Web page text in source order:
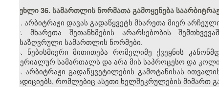
მუხლი 36. სამართლის ნორმათა გამოყენება
1. არბიტრაჟი დავას გადაწყვეტს მხარეთა მიერ
2. მხარეთა შეთანხმების არარსებობის
განსაზღვრული სამართლის ნორმები.
3. ნებისმიერი მითითება რომელიმე ქვეყნის
მატერიალურ სამართალს და არა მის საპროცესო და
4. არბიტრაჟი გადაწყვეტილების გამოტანისას
ტრადიციებს, რომლებიც ასეთი ხელშეკრულების მიმართ